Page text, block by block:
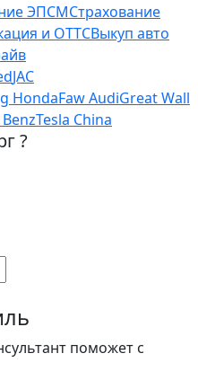
ЭПСМСтрахование
и ОТТСВыкуп авто
JAC
HondaFaw AudiGreat Wall
Tesla China
?
поможет с